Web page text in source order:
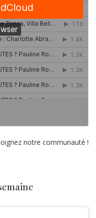
notre communauté !